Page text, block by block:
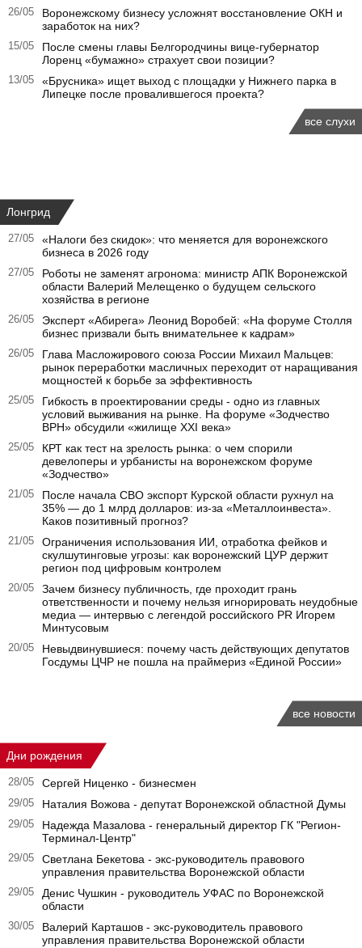
26/05
Воронежскому бизнесу усложнят восстановление ОКН и
заработок на них?
15/05
После смены главы Белгородчины вице-губернатор
Лоренц «бумажно» страхует свои позиции?
13/05
«Брусника» ищет выход с площадки у Нижнего парка в
Липецке после провалившегося проекта?
все слухи
Лонгрид
27/05
«Налоги без скидок»: что меняется для воронежского
бизнеса в 2026 году
27/05
Роботы не заменят агронома: министр АПК Воронежской
области Валерий Мелещенко о будущем сельского
хозяйства в регионе
26/05
Эксперт «Абирега» Леонид Воробей: «На форуме Столля
бизнес призвали быть внимательнее к кадрам»
26/05
Глава Масложирового союза России Михаил Мальцев:
рынок переработки масличных переходит от наращивания
мощностей к борьбе за эффективность
25/05
Гибкость в проектировании среды - одно из главных
условий выживания на рынке. На форуме «Зодчество
ВРН» обсудили «жилище XXI века»
25/05
КРТ как тест на зрелость рынка: о чем спорили
девелоперы и урбанисты на воронежском форуме
«Зодчество»
21/05
После начала СВО экспорт Курской области рухнул на
35% — до 1 млрд долларов: из-за «Металлоинвеста».
Каков позитивный прогноз?
21/05
Ограничения использования ИИ, отработка фейков и
скулшутинговые угрозы: как воронежский ЦУР держит
регион под цифровым контролем
20/05
Зачем бизнесу публичность, где проходит грань
ответственности и почему нельзя игнорировать неудобные
медиа — интервью с легендой российского PR Игорем
Минтусовым
20/05
Невыдвинувшиеся: почему часть действующих депутатов
Госдумы ЦЧР не пошла на праймериз «Единой России»
все новости
Дни рождения
28/05 Сергей Ниценко - бизнесмен
29/05 Наталия Вожова - депутат Воронежской областной Думы
29/05
Надежда Мазалова - генеральный директор ГК "Регион-
Терминал-Центр"
29/05
Светлана Бекетова - экс-руководитель правового
управления правительства Воронежской области
29/05
Денис Чушкин - руководитель УФАС по Воронежской
области
30/05
Валерий Карташов - экс-руководитель правового
управления правительства Воронежской области